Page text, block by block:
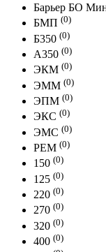
Барьер БО
БМП (0)
Б350 (0)
А350 (0)
ЭКМ (0)
ЭММ (0)
ЭПМ (0)
ЭКС (0)
ЭМС (0)
РЕМ (0)
150 (0)
125 (0)
220 (0)
270 (0)
320 (0)
400 (0)